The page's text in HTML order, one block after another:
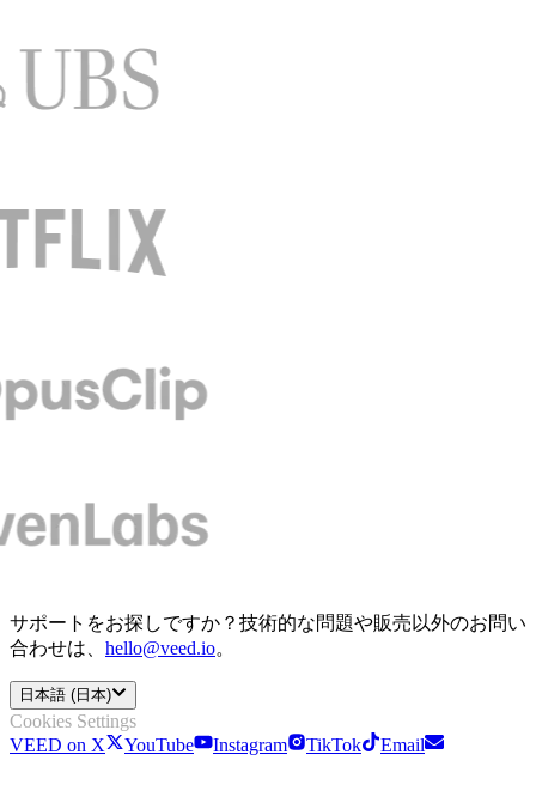
サポートをお探しですか？技術的な問題や販売以外のお問い
合わせは、 hello@veed.io。
日本語 (日本)
Cookies Settings
VEED on X
YouTube Instagram TikTok Email